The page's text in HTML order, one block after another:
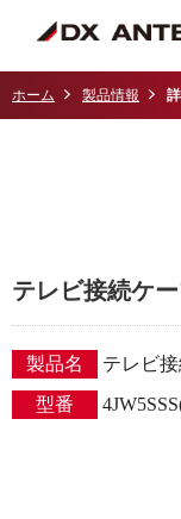
ホーム 製品情報
テレビ接続ケ
製品名
テレビ
型番